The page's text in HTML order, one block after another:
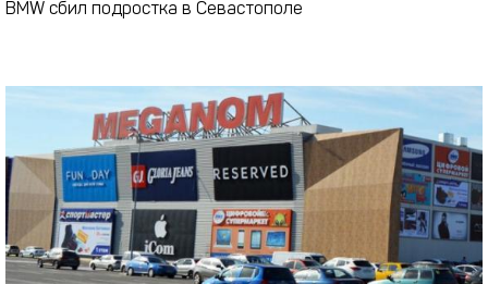
BMW сбил подростка в Севастополе